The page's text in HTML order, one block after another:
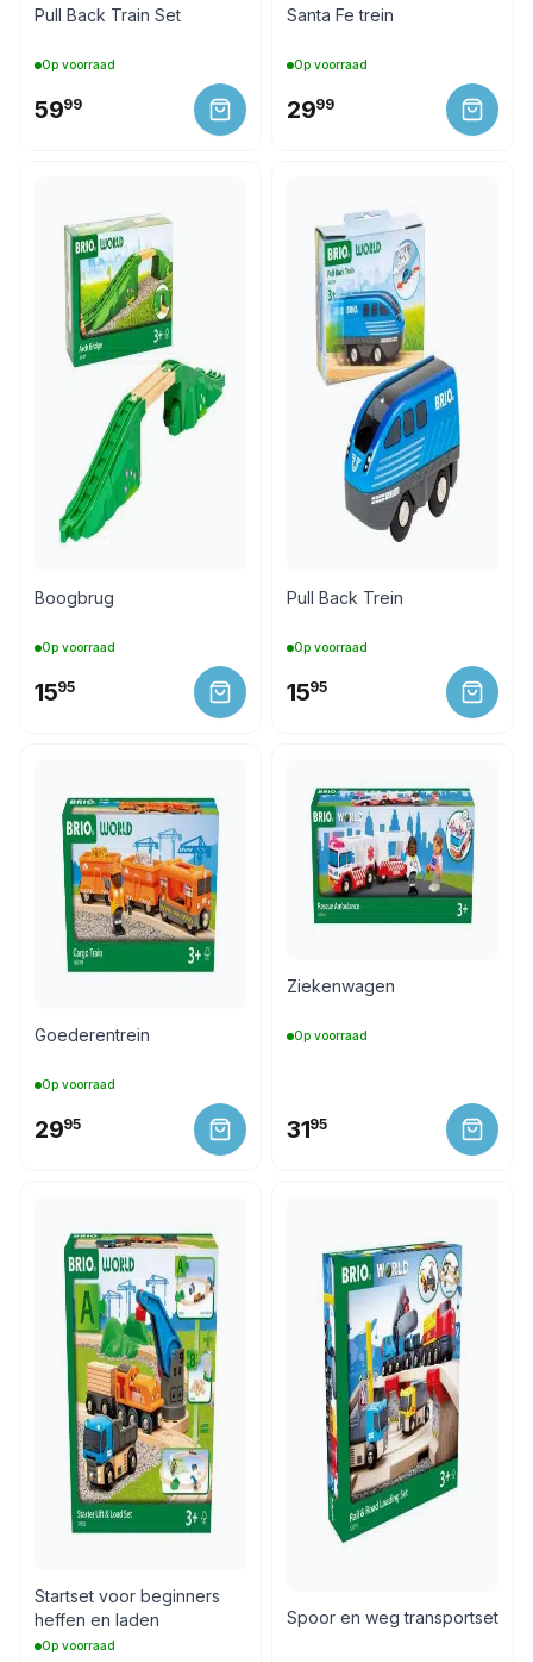
Pull Back Train Set
Op voorraad
5999
Santa Fe trein
Op voorraad
2999
Boogbrug
Op voorraad
1595
Pull Back Trein
Op voorraad
1595
Goederentrein
Op voorraad
2995
Ziekenwagen
Op voorraad
3195
Startset voor beginners
heffen en laden
Op voorraad
Spoor en weg transportset